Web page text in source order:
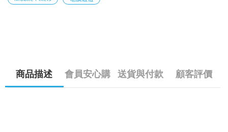
商品描述 會員安心購 送貨與付款 顧客評價